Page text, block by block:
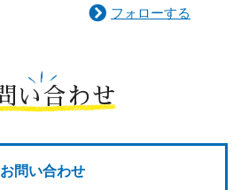
フォローする
い合わせ
お問い合わせ